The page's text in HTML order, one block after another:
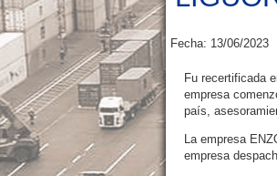
Fecha: 13/06/2023
Fu recertificada
empresa
país,
La empresa
empresa